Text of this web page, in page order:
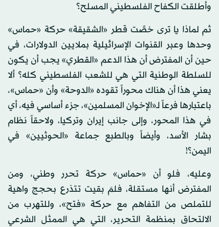
وأطلقت الكفاح الفلسطيني المسلح؟
ثم لماذا يا ترى خصَّت قطر «الشقيقة» حركة «حماس»
وحدها وعبر القنوات الإسرائيلية بملايين الدولارات، في
حين أن المفترض أن هذا الدعم «القطري» يجب أن يكون
للسلطة الوطنية التي هي للشعب الفلسطيني كله؟ ألا
يعني هذا أن هناك محوراً تقوده «الدوحة» وأن «حماس»،
باعتبارها فرعاً لـ«الإخوان المسلمين»، جزء أساسي فيه، أي
في هذا المحور، وإلى جانب إيران وتركيا، ولاحقاً نظام
بشار الأسد، وأيضاً وبالطبع جماعة «الحوثيين» في
اليمن؟!
وعليه، فلو أن «حماس» حركة تحرر وطني، ومن
المفترض أنها مستقلة، فلمَ بقيت تتذرع بحجج واهية
للتملص من التفاهم مع حركة «فتح»، وللتهرب من
الالتحاق بمنظمة التحرير، التي هي الممثل الشرعي